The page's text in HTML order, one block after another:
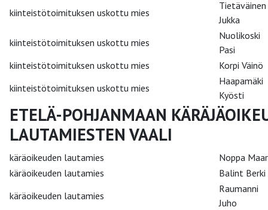
kiinteistötoimituksen uskottu mies
Tietäväinen
Jukka
kiinteistötoimituksen uskottu mies
Nuolikoski
Pasi
kiinteistötoimituksen uskottu mies
Korpi Väinö
kiinteistötoimituksen uskottu mies
Haapamäki
Kyösti
ETELÄ-POHJANMAAN
LAUTAMIESTEN VAALI
käräoikeuden lautamies
Noppa
käräoikeuden lautamies
Balint Berki
käräoikeuden lautamies
Raumanni
Juho